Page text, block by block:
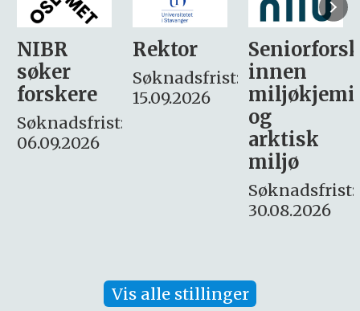
Rektor
Søknadsfrist:
15.09.2026
Seniorforsker
innen
miljøkjemi
søker
– fast
Søknadsfrist:
16. august.
Vis alle stillinger